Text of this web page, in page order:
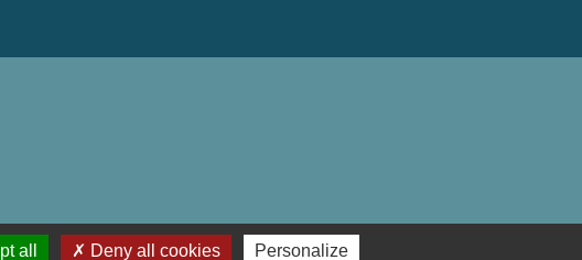
all Deny all cookies Personalize